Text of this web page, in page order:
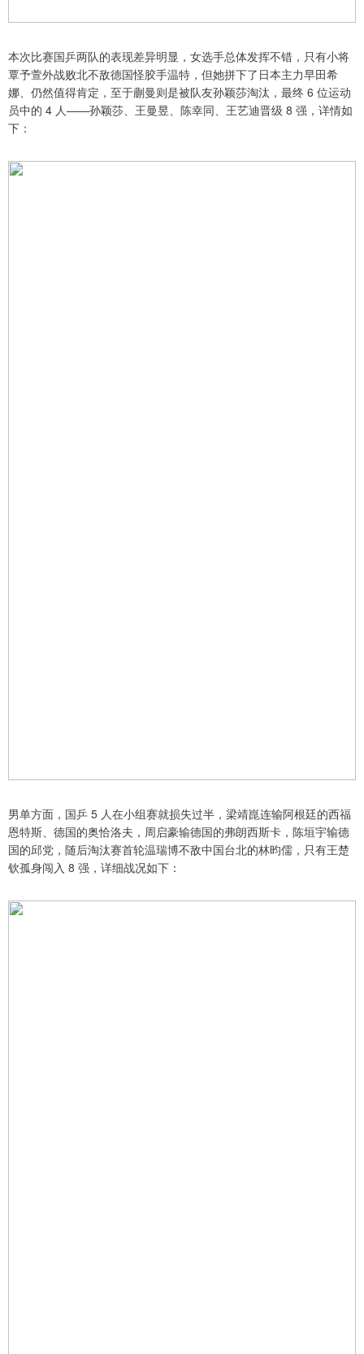
本次比赛国乒两队的表现差异明显，女选手总体发挥不错，只有小将
覃予萱外战败北不敌德国怪胶手温特，但她拼下了日本主力早田希
娜、仍然值得肯定，至于蒯曼则是被队友孙颖莎淘汰，最终 6 位运动
员中的 4 人——孙颖莎、王曼昱、陈幸同、王艺迪晋级 8 强，详情如
下：
男单方面，国乒 5 人在小组赛就损失过半，梁靖崑连输阿根廷的西福
恩特斯、德国的奥恰洛夫，周启豪输德国的弗朗西斯卡，陈垣宇输德
国的邱党，随后淘汰赛首轮温瑞博不敌中国台北的林昀儒，只有王楚
钦孤身闯入 8 强，详细战况如下：